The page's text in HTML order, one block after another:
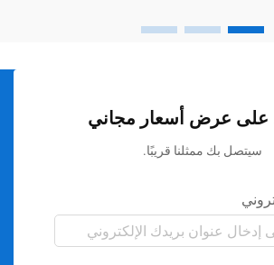
على عرض أسعار مجاني
سيتصل بك ممثلنا قريبًا.